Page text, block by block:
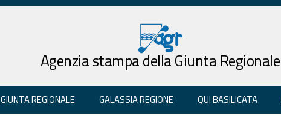
Agenzia stampa della Giunta Regionale
GIUNTA REGIONALE GALASSIA REGIONE QUI BASILICATA